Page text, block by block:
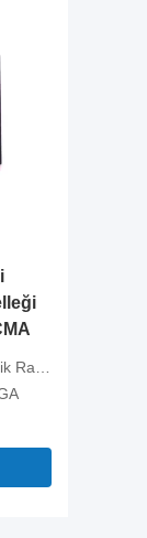
(DRAM)